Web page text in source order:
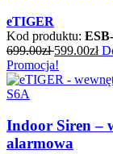
eTIGER
Kod produktu:
699.00zł 599.00zł
Promocja!
Indoor Siren –
alarmowa